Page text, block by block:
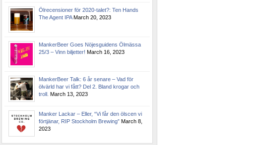
Ölrecensioner för 2020-talet?: Ten Hands
The Agent IPA March 20, 2023
MankerBeer Goes Nöjesguidens Ölmässa
25/3 – Vinn biljetter! March 16, 2023
MankerBeer Talk: 6 år senare – Vad för
ölvärld har vi fått? Del 2. Bland krogar och
troll. March 13, 2023
Manker Lackar – Eller, “Vi får den ölscen vi
förtjänar, RIP Stockholm Brewing” March 8,
2023